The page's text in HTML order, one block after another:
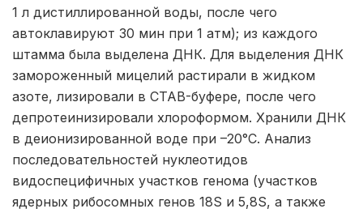
1 л дистиллированной воды, после чего
автоклавируют 30 мин при 1 атм); из каждого
штамма была выделена ДНК. Для выделения ДНК
замороженный мицелий растирали в жидком
азоте, лизировали в CTAB-буфере, после чего
депротеинизировали хлороформом. Хранили ДНК
в деионизированной воде при –20°С. Анализ
последовательностей нуклеотидов
видоспецифичных участков генома (участков
ядерных рибосомных генов 18S и 5,8S, а также